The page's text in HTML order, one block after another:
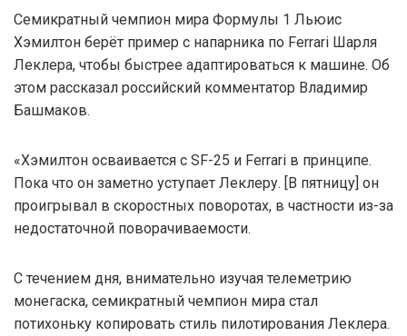
Семикратный чемпион мира Формулы 1 Льюис
Хэмилтон берёт пример с напарника по Ferrari Шарля
Леклера, чтобы быстрее адаптироваться к машине. Об
этом рассказал российский комментатор Владимир
Башмаков.
«Хэмилтон осваивается с SF-25 и Ferrari в принципе.
Пока что он заметно уступает Леклеру. [В пятницу] он
проигрывал в скоростных поворотах, в частности из-за
недостаточной поворачиваемости.
С течением дня, внимательно изучая телеметрию
монегаска, семикратный чемпион мира стал
потихоньку копировать стиль пилотирования Леклера.